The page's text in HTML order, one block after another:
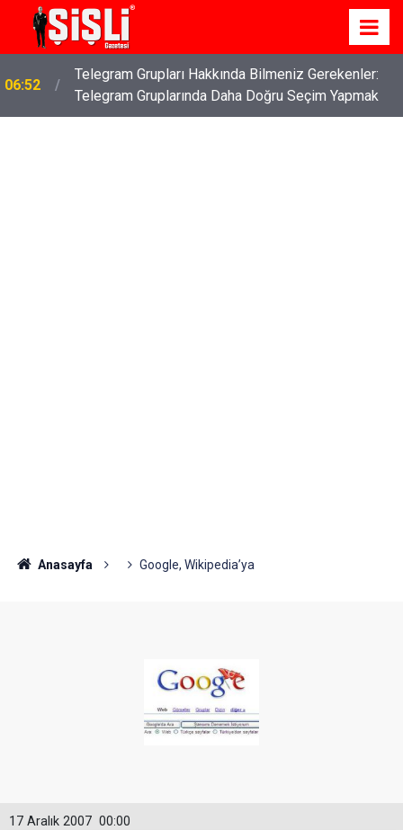
04:43
İş Davaları: Haklarınızı Bilmek ve Koruma Altına
Almak
Anasayfa Google, Wikipedia’ya
00:00
17 Aralık 2007